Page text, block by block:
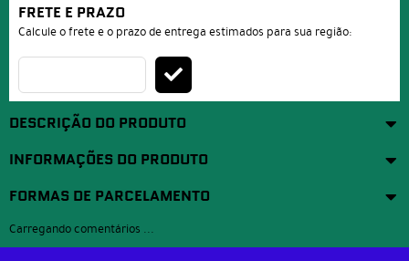
FRETE E PRAZO
Calcule o frete e o prazo de entrega estimados para sua região:
DESCRIÇÃO DO PRODUTO
INFORMAÇÕES DO PRODUTO
FORMAS DE PARCELAMENTO
Carregando comentários ...